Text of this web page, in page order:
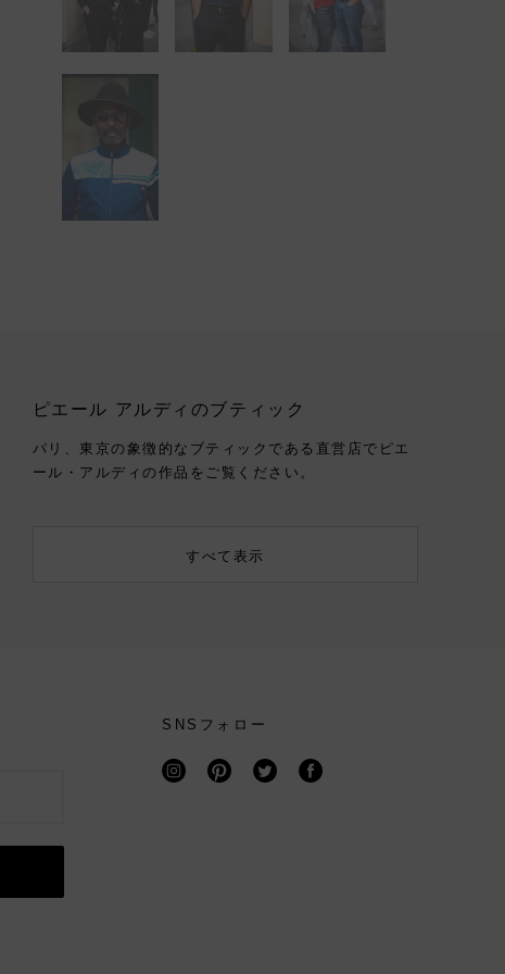
ピエール アルディのブティック
パリ、東京の象徴的なブティックである直営店でピエ
ール・アルディの作品をご覧ください。
すべて表示
SNSフォロー